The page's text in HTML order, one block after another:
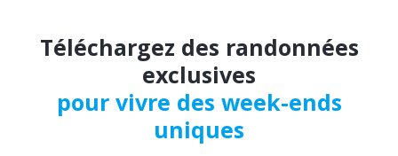
Téléchargez des randonnées
exclusives
pour vivre des week-ends
uniques